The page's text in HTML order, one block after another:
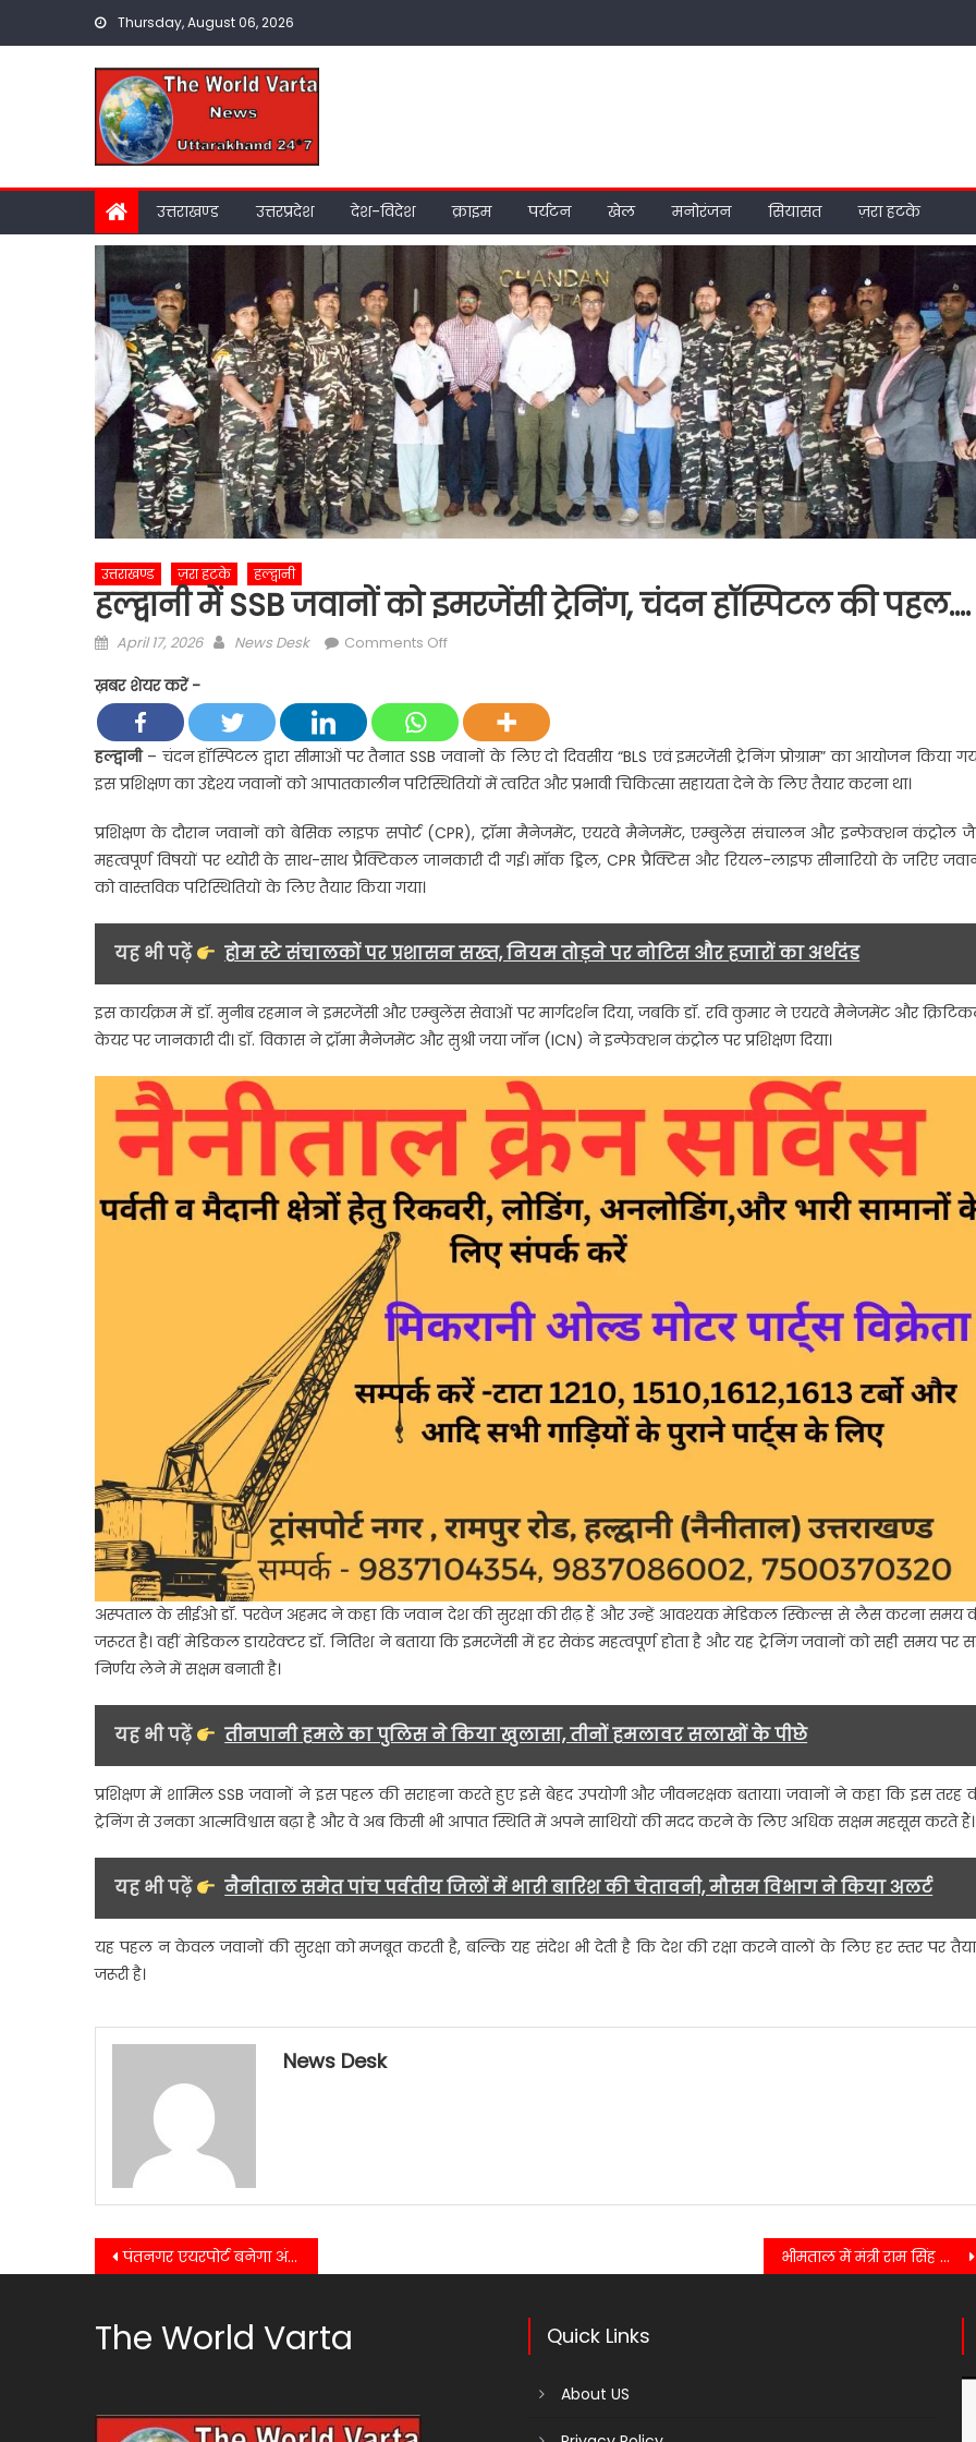
Thursday, August 06, 2026
उत्तराखण्ड उत्तरप्रदेश देश-विदेश क्राइम पर्यटन खेल मनोरंजन सियासत ज़रा हटके
उत्तराखण्ड ज़रा हटके हल्द्वानी
हल्द्वानी में SSB जवानों को इमरजेंसी ट्रेनिंग, चंदन हॉस्पिटल की पहल….
Posted
April 17, 2026 Author
News Desk Comments Offon
SSB
जवानों
को
इमरजेंसी
चंदन
हॉस्पिटल
ख़बर शेयर करें -
हल्द्वानी– चंदन हॉस्पिटल द्वारा सीमाओं पर तैनात SSB जवानों के लिए दो दिवसीय “BLS एवं इमरजेंसी ट्रेनिंग प्रोग्राम” का आयोजन किया
इस प्रशिक्षण का उद्देश्य जवानों को आपातकालीन परिस्थितियों में त्वरित और प्रभावी चिकित्सा सहायता देने के लिए तैयार करना था।
प्रशिक्षण के दौरान जवानों को बेसिक लाइफ सपोर्ट (CPR), ट्रॉमा मैनेजमेंट, एयरवे मैनेजमेंट, एम्बुलेंस संचालन और इन्फेक्शन कंट्रोल
महत्वपूर्ण विषयों पर थ्योरी के साथ-साथ प्रैक्टिकल जानकारी दी गई। मॉक ड्रिल, CPR प्रैक्टिस और रियल-लाइफ सीनारियो के जरिए
को वास्तविक परिस्थितियों के लिए तैयार किया गया।
यह भी पढ़ें होम स्टे संचालकों पर प्रशासन सख्त, नियम तोड़ने पर नोटिस और हजारों का अर्थदंड
इस कार्यक्रम में डॉ. मुनीब रहमान ने इमरजेंसी और एम्बुलेंस सेवाओं पर मार्गदर्शन दिया, जबकि डॉ. रवि कुमार ने एयरवे मैनेजमेंट और
केयर पर जानकारी दी। डॉ. विकास ने ट्रॉमा मैनेजमेंट और सुश्री जया जॉन (ICN) ने इन्फेक्शन कंट्रोल पर प्रशिक्षण दिया।
अस्पताल के सीईओ डॉ. परवेज अहमद ने कहा कि जवान देश की सुरक्षा की रीढ़ हैं और उन्हें आवश्यक मेडिकल स्किल्स से लैस करना समय
जरूरत है। वहीं मेडिकल डायरेक्टर डॉ. नितिश ने बताया कि इमरजेंसी में हर सेकंड महत्वपूर्ण होता है और यह ट्रेनिंग जवानों को सही समय पर
निर्णय लेने में सक्षम बनाती है।
यह भी पढ़ें तीनपानी हमले का पुलिस ने किया खुलासा, तीनों हमलावर सलाखों के पीछे
प्रशिक्षण में शामिल SSB जवानों ने इस पहल की सराहना करते हुए इसे बेहद उपयोगी और जीवनरक्षक बताया। जवानों ने कहा कि इस तरह
ट्रेनिंग से उनका आत्मविश्वास बढ़ा है और वे अब किसी भी आपात स्थिति में अपने साथियों की मदद करने के लिए अधिक सक्षम महसूस करते हैं।
यह भी पढ़ें नैनीताल समेत पांच पर्वतीय जिलों में भारी बारिश की चेतावनी, मौसम विभाग ने किया अलर्ट
यह पहल न केवल जवानों की सुरक्षा को मजबूत करती है, बल्कि यह संदेश भी देती है कि देश की रक्षा करने वालों के लिए हर स्तर पर
जरूरी है।
News Desk
Post
पंतनगर एयरपोर्ट बनेगा अंतरराष्ट्रीय स्तर का, 380 करोड़ से होगा विस्तार…. भीमताल में मंत्री राम सिंह कैड़ा का दौरा, ग्रामीणों की समस्याएं सुनीं….
The World Varta Quick Links
About US